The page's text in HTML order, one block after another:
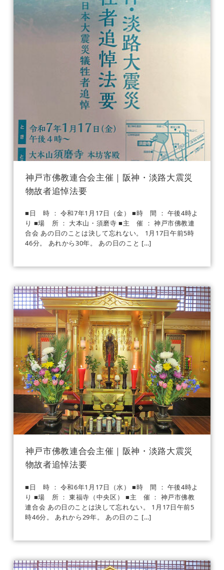
神戸市佛教連合会主催｜阪神・淡路大震災
物故者追悼法要
■日 時 ： 令和7年1月17日（金） ■時 間 ： 午後4時よ
り ■場 所 ： 大本山・須磨寺 ■主 催 ： 神戸市佛教連
合会 あの日のことは決して忘れない。 1月17日午前5時
46分。 あれから30年。 あの日のこと […]
神戸市佛教連合会主催｜阪神・淡路大震災
物故者追悼法要
■日 時 ： 令和6年1月17日（水） ■時 間 ： 午後4時よ
り ■場 所 ： 東福寺（中央区） ■主 催 ： 神戸市佛教
連合会 あの日のことは決して忘れない。 1月17日午前5
時46分。 あれから29年。 あの日のこ […]